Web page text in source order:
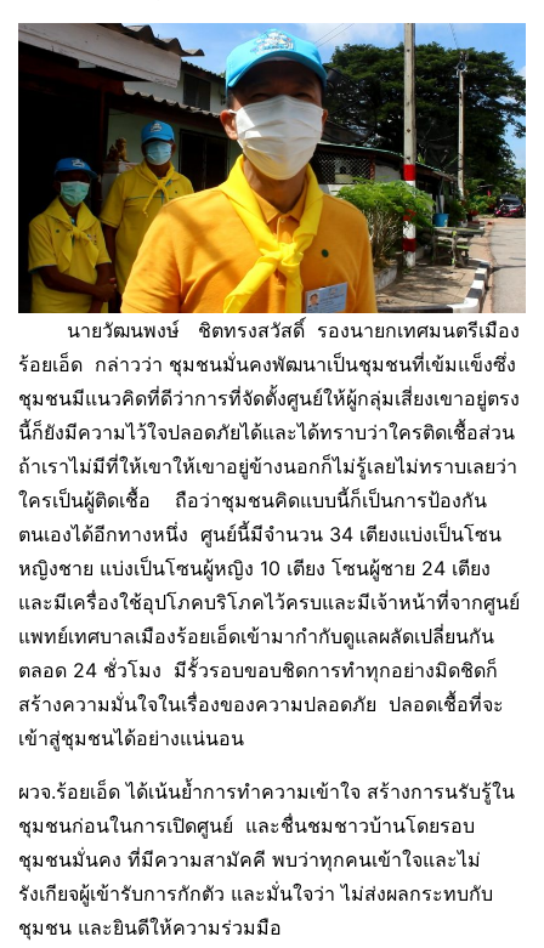
นายวัฒนพงษ์ ชิตทรงสวัสดิ์ รองนายกเทศมนตรีเมือง
ร้อยเอ็ด กล่าวว่า ชุมชนมั่นคงพัฒนาเป็นชุมชนที่เข้มแข็งซึ่ง
ชุมชนมีแนวคิดที่ดีว่าการที่จัดตั้งศูนย์ให้ผู้กลุ่มเสี่ยงเขาอยู่ตรง
นี้ก็ยังมีความไว้ใจปลอดภัยได้และได้ทราบว่าใครติดเชื้อส่วน
ถ้าเราไม่มีที่ให้เขาให้เขาอยู่ข้างนอกก็ไม่รู้เลยไม่ทราบเลยว่า
ใครเป็นผู้ติดเชื้อ ถือว่าชุมชนคิดแบบนี้ก็เป็นการป้องกัน
ตนเองได้อีกทางหนึ่ง ศูนย์นี้มีจำนวน 34 เตียงแบ่งเป็นโซน
หญิงชาย แบ่งเป็นโซนผู้หญิง 10 เตียง โซนผู้ชาย 24 เตียง
และมีเครื่องใช้อุปโภคบริโภคไว้ครบและมีเจ้าหน้าที่จากศูนย์
แพทย์เทศบาลเมืองร้อยเอ็ดเข้ามากำกับดูแลผลัดเปลี่ยนกัน
ตลอด 24 ชั่วโมง มีรั้วรอบขอบชิดการทำทุกอย่างมิดชิดก็
สร้างความมั่นใจในเรื่องของความปลอดภัย ปลอดเชื้อที่จะ
เข้าสู่ชุมชนได้อย่างแน่นอน
ผวจ.ร้อยเอ็ด ได้เน้นย้ำการทำความเข้าใจ สร้างการนรับรู้ใน
ชุมชนก่อนในการเปิดศูนย์ และชื่นชมชาวบ้านโดยรอบ
ชุมชนมั่นคง ที่มีความสามัคคี พบว่าทุกคนเข้าใจและไม่
รังเกียจผู้เข้ารับการกักตัว และมั่นใจว่า ไม่ส่งผลกระทบกับ
ชุมชน และยินดีให้ความร่วมมือ